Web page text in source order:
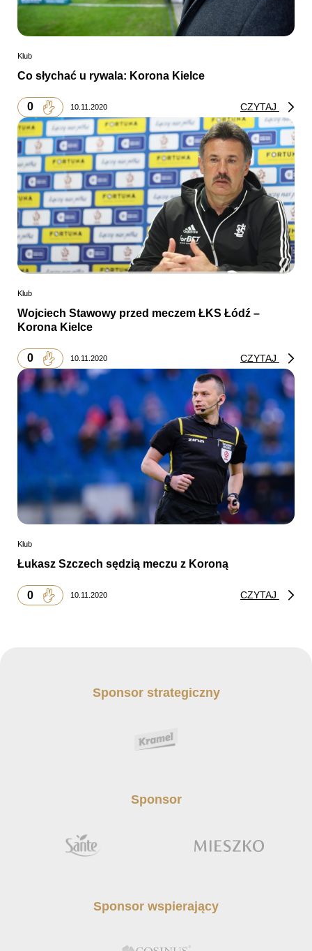
Klub
Co słychać u rywala: Korona Kielce
0 10.11.2020 CZYTAJ
Klub
Wojciech Stawowy przed meczem ŁKS Łódź –
Korona Kielce
0 10.11.2020 CZYTAJ
Klub
Łukasz Szczech sędzią meczu z Koroną
0 10.11.2020 CZYTAJ
Sponsor strategiczny
Sponsor
Sponsor wspierający